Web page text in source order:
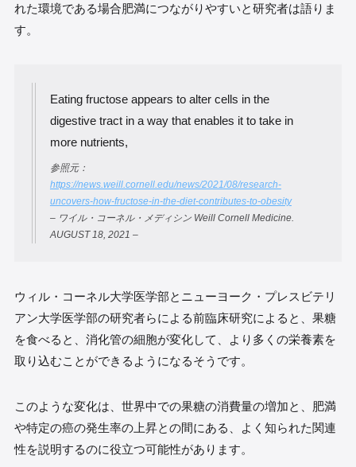
れた環境である場合肥満につながりやすいと研究者は語りま
す。
Eating fructose appears to alter cells in the
digestive tract in a way that enables it to take in
more nutrients,
参照元：
https://news.weill.cornell.edu/news/2021/08/research-
uncovers-how-fructose-in-the-diet-contributes-to-obesity
– ワイル・コーネル・メディシン Weill Cornell Medicine.
AUGUST 18, 2021 –
ウィル・コーネル大学医学部とニューヨーク・プレスビテリ
アン大学医学部の研究者らによる前臨床研究によると、果糖
を食べると、消化管の細胞が変化して、より多くの栄養素を
取り込むことができるようになるそうです。
このような変化は、世界中での果糖の消費量の増加と、肥満
や特定の癌の発生率の上昇との間にある、よく知られた関連
性を説明するのに役立つ可能性があります。